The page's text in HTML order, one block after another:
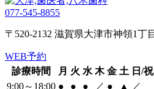
077-545-8855
〒520-2132 滋賀県大津市神領1丁
WEB予約
診療時間
月 火 水 木 金 土 日/祝
9:00～18:00 ● ● ● ／ ● ▲ ／